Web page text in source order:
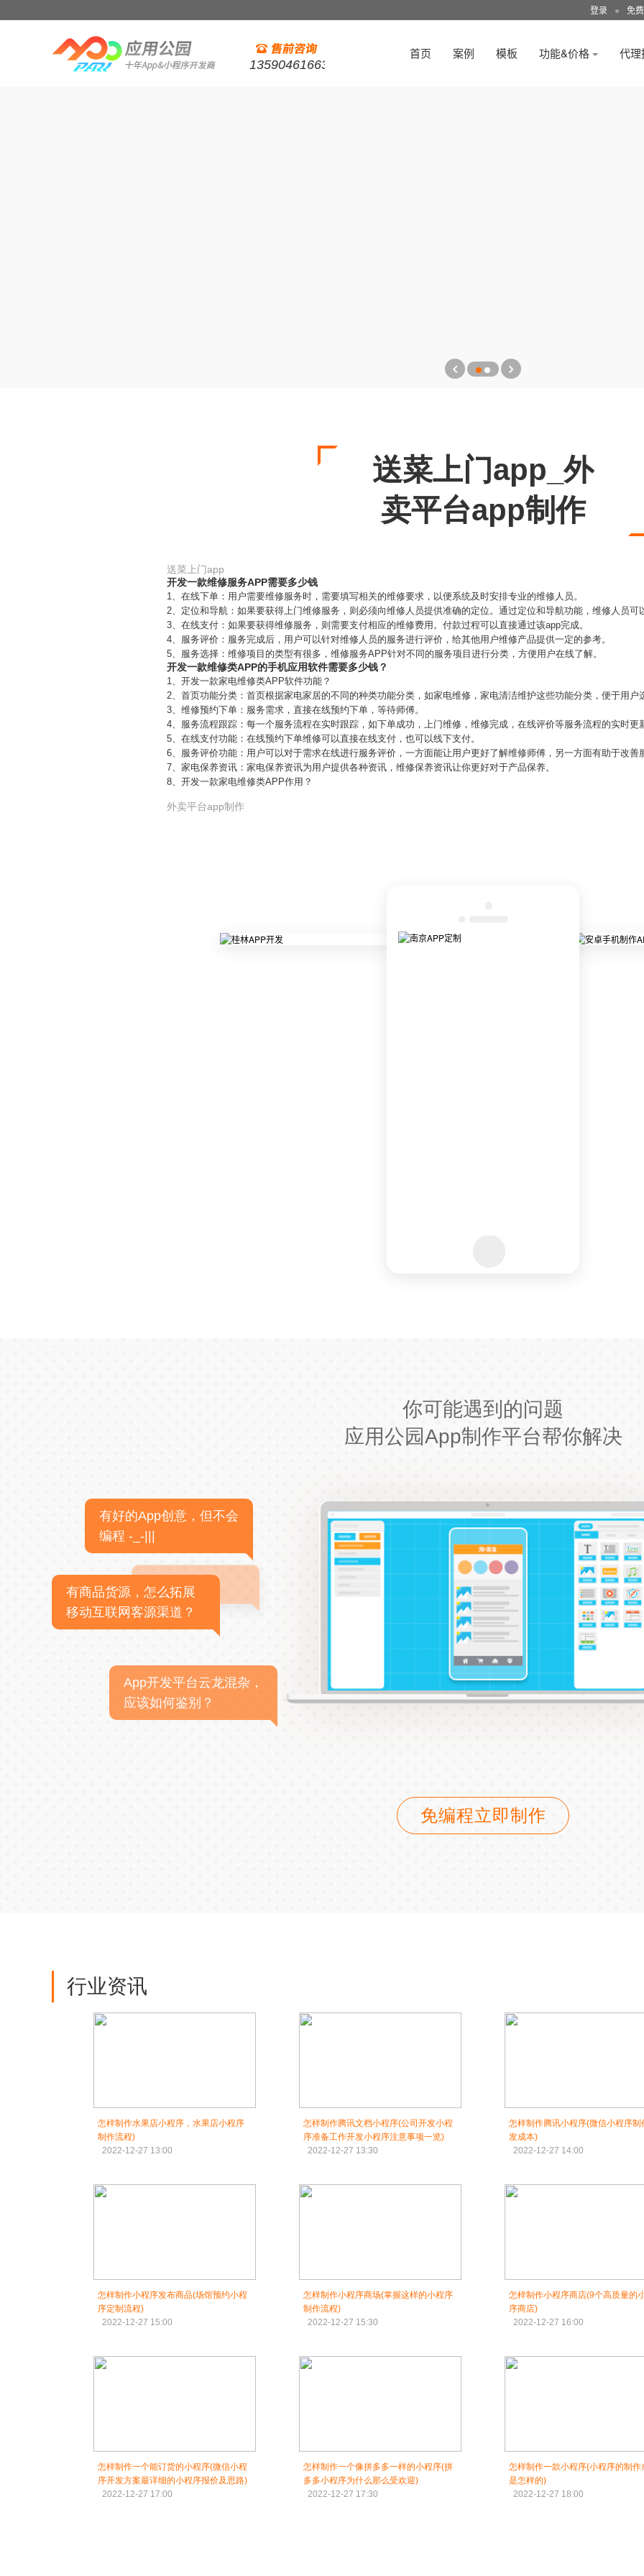
登录 ● 免
13590461663
首页 案例 模板 功能&价格 代理
送菜上门app_外
卖平台app制作
送菜上门app
开发一款维修服务APP需要多少钱
1、在线下单：用户需要维修服务时，需要填写相关的维修要求，以便系统及时安排专业的维修人员。
2、定位和导航：如果要获得上门维修服务，则必须向维修人员提供准确的定位。通过定位和导航功能，维修人员可
3、在线支付：如果要获得维修服务，则需要支付相应的维修费用。付款过程可以直接通过该app完成。
4、服务评价：服务完成后，用户可以针对维修人员的服务进行评价，给其他用户维修产品提供一定的参考。
5、服务选择：维修项目的类型有很多，维修服务APP针对不同的服务项目进行分类，方便用户在线了解。
开发一款维修类APP的手机应用软件需要多少钱？
1、开发一款家电维修类APP软件功能？
2、首页功能分类：首页根据家电家居的不同的种类功能分类，如家电维修，家电清洁维护这些功能分类，便于用户
3、维修预约下单：服务需求，直接在线预约下单，等待师傅。
4、服务流程跟踪：每一个服务流程在实时跟踪，如下单成功，上门维修，维修完成，在线评价等服务流程的实时更
5、在线支付功能：在线预约下单维修可以直接在线支付，也可以线下支付。
6、服务评价功能：用户可以对于需求在线进行服务评价，一方面能让用户更好了解维修师傅，另一方面有助于改善
7、家电保养资讯：家电保养资讯为用户提供各种资讯，维修保养资讯让你更好对于产品保养。
8、开发一款家电维修类APP作用？
外卖平台app制作
你可能遇到的问题
应用公园App制作平台帮你解决
有好的App创意，但不会
编程 -_-|||
有商品货源，怎么拓展
移动互联网客源渠道？
App开发平台云龙混杂，
应该如何鉴别？
免编程立即制作
行业资讯
怎样制作水果店小程序，水果店小程序
制作流程)
2022-12-27 13:00
怎样制作腾讯文档小程序(公司开发小程
序准备工作开发小程序注意事项一览)
2022-12-27 13:30
怎样制作腾讯小程序(微信小程序制
发成本)
2022-12-27 14:00
怎样制作小程序发布商品(场馆预约小程
序定制流程)
2022-12-27 15:00
怎样制作小程序商场(掌握这样的小程序
制作流程)
2022-12-27 15:30
怎样制作小程序商店(9个高质量的
序商店)
2022-12-27 16:00
怎样制作一个能订货的小程序(微信小程
序开发方案最详细的小程序报价及思路)
2022-12-27 17:00
怎样制作一个像拼多多一样的小程序(拼
多多小程序为什么那么受欢迎)
2022-12-27 17:30
怎样制作一款小程序(小程序的制作
是怎样的)
2022-12-27 18:00